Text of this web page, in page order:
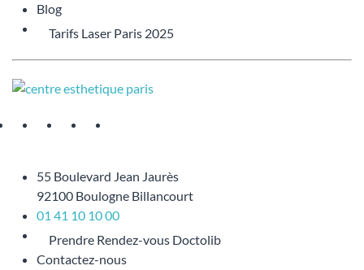
Blog
Tarifs Laser Paris 2025
55 Boulevard Jean Jaurès
92100 Boulogne Billancourt
01 41 10 10 00
Prendre Rendez-vous Doctolib
Contactez-nous